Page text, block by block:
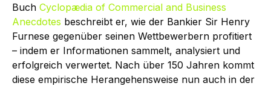
Buch Cyclopædia of Commercial and Business
Anecdotes beschreibt er, wie der Bankier Sir Henry
Furnese gegenüber seinen Wettbewerbern profitiert
– indem er Informationen sammelt, analysiert und
erfolgreich verwertet. Nach über 150 Jahren kommt
diese empirische Herangehensweise nun auch in der